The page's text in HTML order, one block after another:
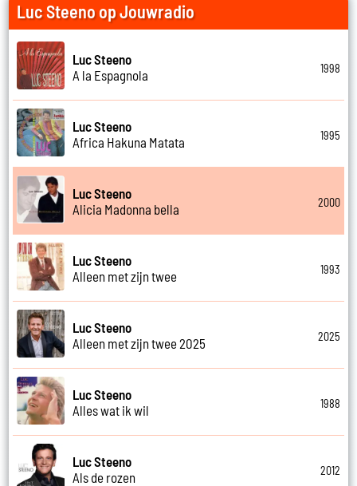
Luc Steeno op Jouwradio
Luc Steeno
A la Espagnola
1998
Luc Steeno
Africa Hakuna Matata
1995
Luc Steeno
Alicia Madonna bella
2000
Luc Steeno
Alleen met zijn twee
1993
Luc Steeno
Alleen met zijn twee 2025
2025
Luc Steeno
Alles wat ik wil
1988
Luc Steeno
Als de rozen
2012